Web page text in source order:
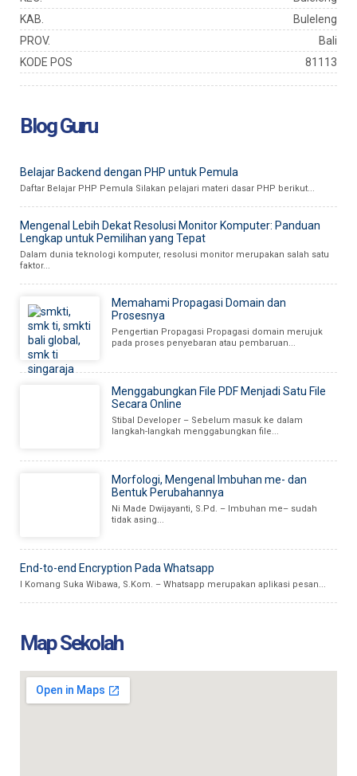
KAB.
Buleleng
PROV.
Bali
KODE POS
81113
Blog Guru
Belajar Backend dengan PHP untuk Pemula
Daftar Belajar PHP Pemula Silakan pelajari materi dasar PHP berikut...
Mengenal Lebih Dekat Resolusi Monitor Komputer: Panduan
Lengkap untuk Pemilihan yang Tepat
Dalam dunia teknologi komputer, resolusi monitor merupakan salah satu
faktor...
Memahami Propagasi Domain dan
Prosesnya
Pengertian Propagasi Propagasi domain merujuk
pada proses penyebaran atau pembaruan...
Menggabungkan File PDF Menjadi Satu File
Secara Online
Stibal Developer – Sebelum masuk ke dalam
langkah-langkah menggabungkan file...
Morfologi, Mengenal Imbuhan me- dan
Bentuk Perubahannya
Ni Made Dwijayanti, S.Pd. – Imbuhan me– sudah
tidak asing...
End-to-end Encryption Pada Whatsapp
I Komang Suka Wibawa, S.Kom. – Whatsapp merupakan aplikasi pesan...
Map Sekolah